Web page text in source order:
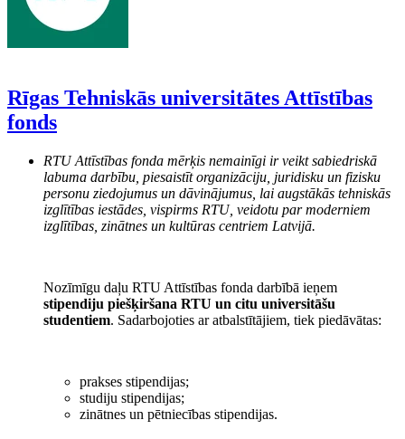
Rīgas Tehniskās universitātes Attīstības
fonds
RTU Attīstības fonda mērķis nemainīgi ir veikt sabiedriskā
labuma darbību, piesaistīt organizāciju, juridisku un fizisku
personu ziedojumus un dāvinājumus, lai augstākās tehniskās
izglītības iestādes, vispirms RTU, veidotu par moderniem
izglītības, zinātnes un kultūras centriem Latvijā.
Nozīmīgu daļu RTU Attīstības fonda darbībā ieņem
stipendiju piešķiršana RTU un citu universitāšu
studentiem. Sadarbojoties ar atbalstītājiem, tiek piedāvātas:
prakses stipendijas;
studiju stipendijas;
zinātnes un pētniecības stipendijas.